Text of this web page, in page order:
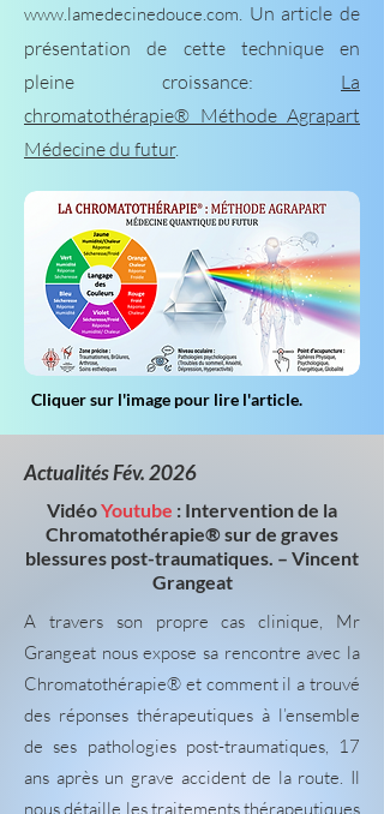
www.lamedecinedouce.com. Un article de
présentation de cette technique en
pleine croissance: La
chromatothérapie® Méthode Agrapart
Médecine du futur.
Cliquer sur l'image pour lire l'article.
Actualités Fév. 2026
VidéoYoutube : Intervention de la
Chromatothérapie® sur de graves
blessures post-traumatiques. – Vincent
Grangeat
A travers son propre cas clinique, Mr
Grangeat nous expose sa rencontre avec la
Chromatothérapie® et comment il a trouvé
des réponses thérapeutiques à l’ensemble
de ses pathologies post-traumatiques, 17
ans après un grave accident de la route. Il
nous détaille les traitements thérapeutiques